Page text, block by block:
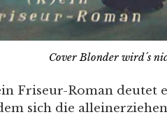
Cover Blonder wird´s
Friseur-Roman deutet
sich die